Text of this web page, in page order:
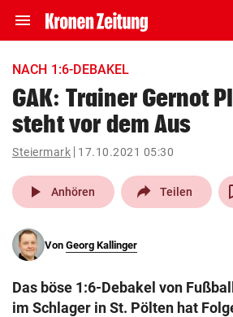
menu Navigation
ein-/ausklappen
account_circle Anmelden
pin_drop
Wien
search
eingeben
NACH 1:6-DEBAKEL
GAK: Trainer Gernot
steht vor dem Aus
Steiermark 17.10.2021 05:30
play_arrow Anhören Teilen
Von Georg Kallinger
Das böse 1:6-Debakel von
im Schlager in St. Pölten hat